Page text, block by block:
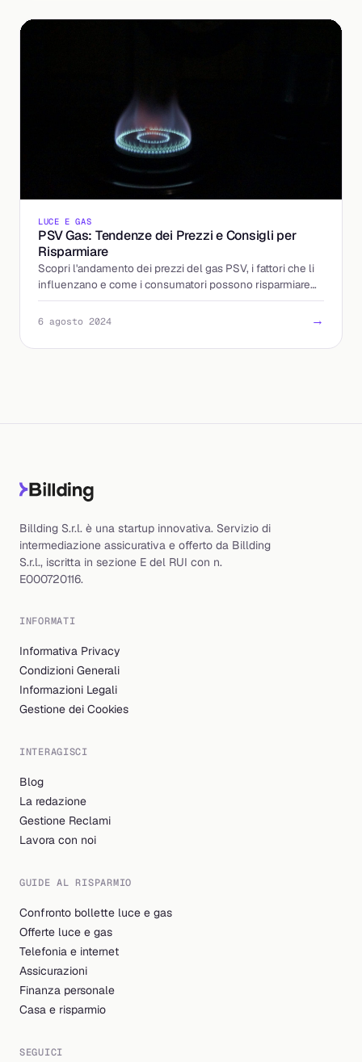
LUCE E GAS
PSV Gas: Tendenze dei Prezzi e Consigli per
Risparmiare
Scopri l'andamento dei prezzi del gas PSV, i fattori che li
influenzano e come i consumatori possono risparmiare
con tariffe competitive.
6 agosto 2024 →
Billding S.r.l. è una startup innovativa. Servizio di
intermediazione assicurativa e offerto da Billding
S.r.l., iscritta in sezione E del RUI con n.
E000720116.
INFORMATI
Informativa Privacy
Condizioni Generali
Informazioni Legali
Gestione dei Cookies
INTERAGISCI
Blog
La redazione
Gestione Reclami
Lavora con noi
GUIDE AL RISPARMIO
Confronto bollette luce e gas
Offerte luce e gas
Telefonia e internet
Assicurazioni
Finanza personale
Casa e risparmio
SEGUICI